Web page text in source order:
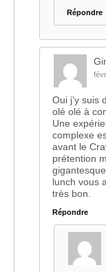
Répondre
Oui j’y suis
olé olé à
Une
complexe
avant le
prétention
lunch vous
très bon.
Répondre